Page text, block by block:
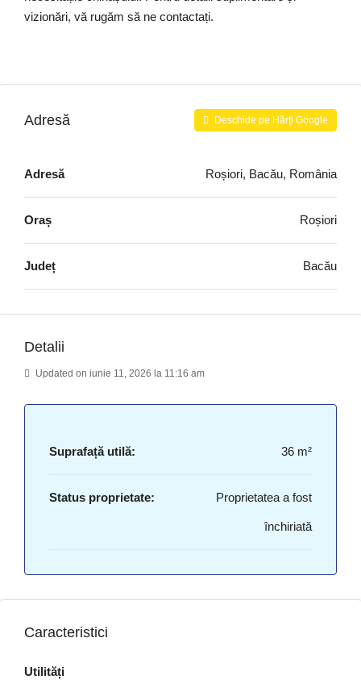
vizionări, vă rugăm să ne contactați.
Adresă Deschide pe Hărți Google
Adresă Roșiori, Bacău, România
Oraș Roșiori
Județ Bacău
Detalii
Updated on iunie 11, 2026 la 11:16 am
Suprafață utilă: 36 m²
Status proprietate: Proprietatea a fost
închiriată
Caracteristici
Utilități